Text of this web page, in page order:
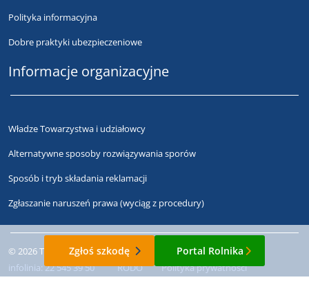
Zgłoś szkodę Portal Rolnika
Polityka informacyjna
Dobre praktyki ubezpieczeniowe
Informacje organizacyjne
Władze Towarzystwa i udziałowcy
Alternatywne sposoby rozwiązywania sporów
Sposób i tryb składania reklamacji
Zgłaszanie naruszeń prawa (wyciąg z procedury)
© 2026 Towarzystwo Ubezpieczeń Wzajemnych "TUW"
infolinia:22 545 39 50 RODO Polityka prywatności